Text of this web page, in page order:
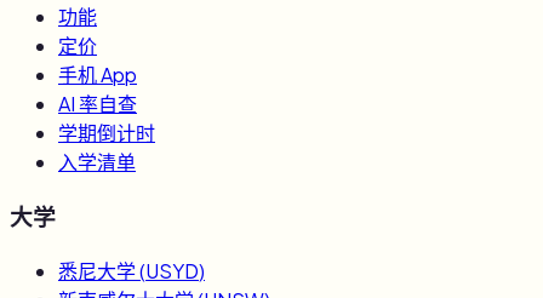
功能
定价
手机 App
AI 率自查
学期倒计时
入学清单
大学
悉尼大学(USYD)